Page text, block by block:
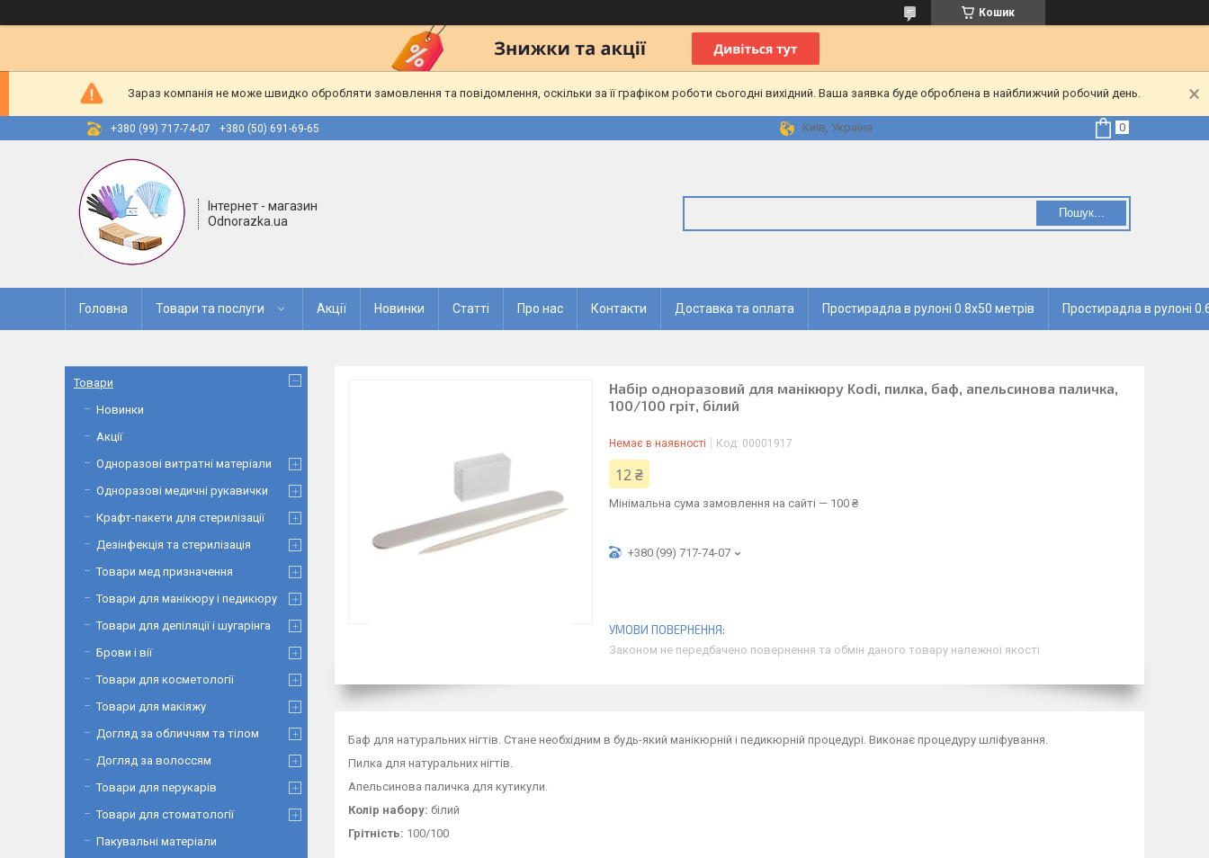
Кошик
Зараз компанія не може швидко обробляти замовлення та повідомлення, оскільки за її графіком роботи сьогодні вихідний. Ваша заявка буде оброблена в найближчий робочий день.
+380 (99) 717-74-07 +380 (50) 691-69-65 Київ, Україна
Інтернет - магазин
Odnorazka.ua
Пошук...
Головна Товари та послуги Акції Новинки Статті Про нас Контакти Доставка та оплата Простирадла в рулоні 0.8х50 метрів Простирадла в рулоні
Набір одноразовий для манікюру Kodi, пилка, баф, апельсинова паличка,
100/100 гріт, білий
Немає в наявності Код: 00001917
12 ₴
Мінімальна сума замовлення на сайті — 100 ₴
+380 (99) 717-74-07
Законом не передбачено повернення та обмін даного товару належної якості
Баф для натуральних нігтів. Стане необхідним в будь-який манікюрній і педикюрній процедурі. Виконає процедуру шліфування.
Пилка для натуральних нігтів.
Апельсинова паличка для кутикули.
Колір набору: білий
Грітність: 100/100
Товари
Новинки
Акції
Одноразові витратні матеріали
Одноразові медичні рукавички
Крафт-пакети для стерилізації
Дезінфекція та стерилізація
Товари мед призначення
Товари для манікюру і педикюру
Товари для депіляції і шугарінга
Брови і вії
Товари для косметології
Товари для макіяжу
Догляд за обличчям та тілом
Догляд за волоссям
Товари для перукарів
Товари для стоматології
Пакувальні матеріали